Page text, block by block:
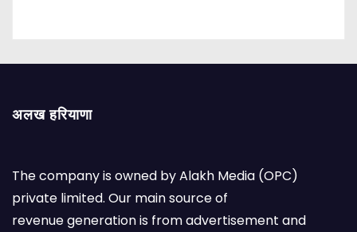
अलख हरियाणा
The company is owned by Alakh Media (OPC)
private limited. Our main source of
revenue generation is from advertisement and